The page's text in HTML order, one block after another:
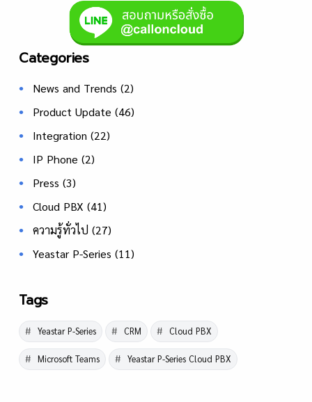
Categories
News and Trends (2)
Product Update (46)
Integration (22)
IP Phone (2)
Press (3)
Cloud PBX (41)
ความรู้ทั่วไป (27)
Yeastar P-Series (11)
Tags
Yeastar P-Series CRM Cloud PBX
Microsoft Teams Yeastar P-Series Cloud PBX